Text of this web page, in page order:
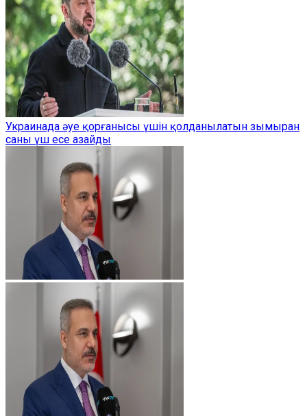
Украинада әуе қорғанысы үшін қолданылатын зымыран
саны үш есе азайды